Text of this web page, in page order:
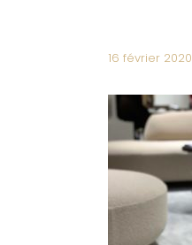
16 février 2020